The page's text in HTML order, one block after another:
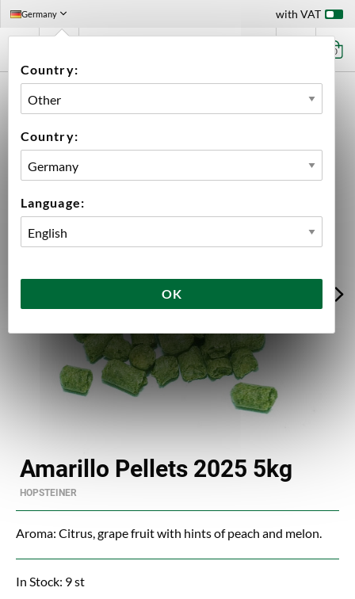
Germany
Country:
Country:
Language:
OK
with VAT
0
AMARILLO PELLETS 2025 5KG
Amarillo Pellets 2025 5kg
HOPSTEINER
Aroma: Citrus, grape fruit with hints of peach and melon.
In Stock: 9 st